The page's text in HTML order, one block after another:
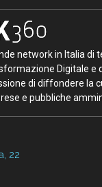
network in Italia di
Digitale e
di diffondere la
e pubbliche
22